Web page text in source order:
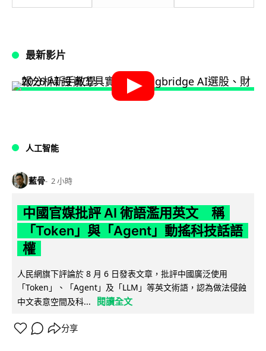
最新影片
人工智能
藍骨 2 小時
中國官媒批評 AI 術語濫用英文 稱
「Token」與「Agent」動搖科技話語
權
人民網旗下評論於 8 月 6 日發表文章，批評中國廣泛使用
「Token」、「Agent」及「LLM」等英文術語，認為做法侵蝕
中文表意空間及科...
閱讀全文
分享